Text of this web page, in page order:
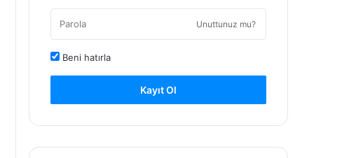
Unuttunuz mu?
Beni hatırla
Kayıt Ol